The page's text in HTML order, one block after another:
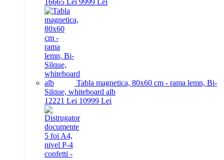
16665 Lei 9999 Lei
Tabla magnetica, 80x60 cm - rama lemn, Bi-
Silque, whiteboard alb
12221 Lei 10999 Lei